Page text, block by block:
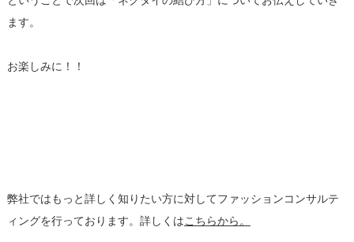
ます。
お楽しみに！！
弊社ではもっと詳しく知りたい方に対してファッションコンサルテ
ィングを行っております。詳しくはこちらから。